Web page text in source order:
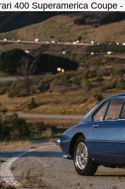
400 Superamerica Coupe